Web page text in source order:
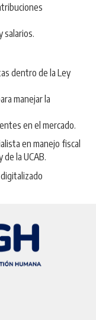
salarios.
dentro de la Ley
manejar la
en el mercado.
en manejo fiscal
la UCAB.